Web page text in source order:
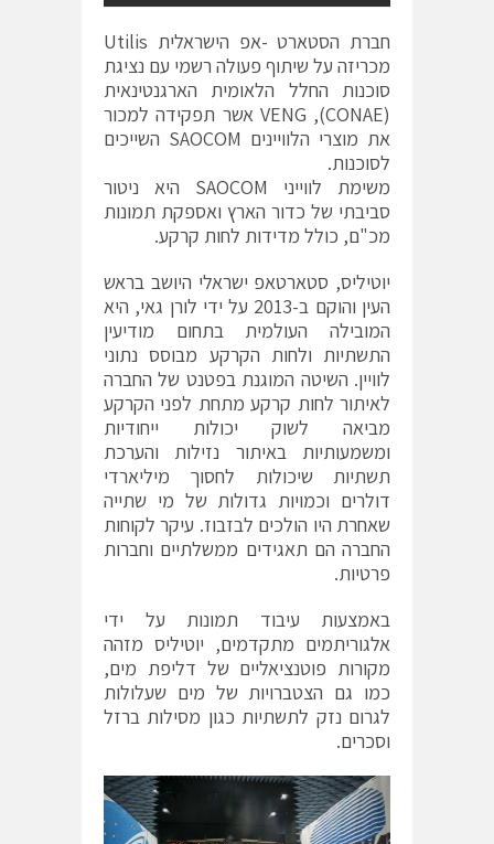
חברת הסטארט -אפ הישראלית Utilis
מכריזה על שיתוף פעולה רשמי עם נציגת
סוכנות החלל הלאומית הארגנטינאית
(CONAE), VENG אשר תפקידה למכור
את מוצרי הלוויינים SAOCOM השייכים
לסוכנות.
משימת לווייני SAOCOM היא ניטור
סביבתי של כדור הארץ ואספקת תמונות
מכ"ם, כולל מדידות לחות קרקע.
יוטיליס, סטארטאפ ישראלי היושב בראש
העין והוקם ב-2013 על ידי לורן גאי, היא
המובילה העולמית בתחום מודיעין
התשתיות ולחות הקרקע מבוסס נתוני
לוויין. השיטה המוגנת בפטנט של החברה
לאיתור לחות קרקע מתחת לפני הקרקע
מביאה לשוק יכולות ייחודיות
ומשמעותיות באיתור נזילות והערכת
תשתיות שיכולות לחסוך מיליארדי
דולרים וכמויות גדולות של מי שתייה
שאחרת היו הולכים לבזבוז. עיקר לקוחות
החברה הם תאגידים ממשלתיים וחברות
פרטיות.
באמצעות עיבוד תמונות על ידי
אלגוריתמים מתקדמים, יוטיליס מזהה
מקורות פוטנציאליים של דליפת מים,
כמו גם הצטברויות של מים שעלולות
לגרום נזק לתשתיות כגון מסילות ברזל
וסכרים.